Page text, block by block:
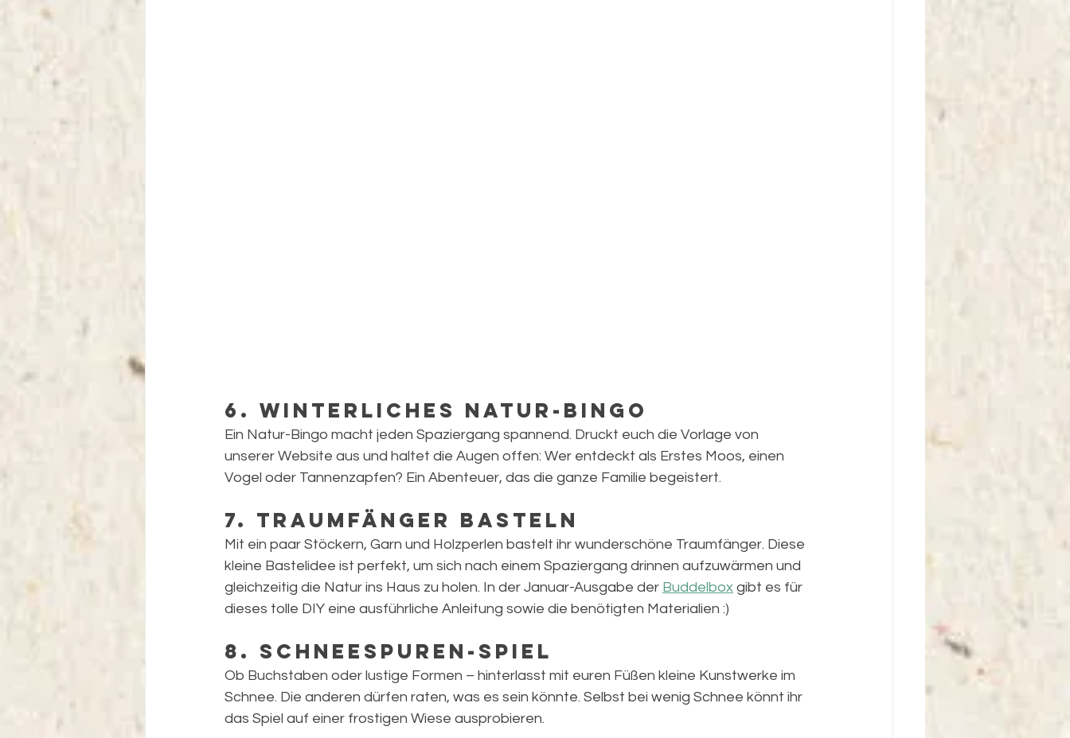
6. Winterliches Natur-Bingo
Ein Natur-Bingo macht jeden Spaziergang spannend. Druckt euch die Vorlage von
unserer Website aus und haltet die Augen offen: Wer entdeckt als Erstes Moos, einen
Vogel oder Tannenzapfen? Ein Abenteuer, das die ganze Familie begeistert.
7. Traumfänger basteln
Mit ein paar Stöckern, Garn und Holzperlen bastelt ihr wunderschöne Traumfänger. Diese
kleine Bastelidee ist perfekt, um sich nach einem Spaziergang drinnen aufzuwärmen und
gleichzeitig die Natur ins Haus zu holen. In der Januar-Ausgabe der Buddelbox gibt es für
dieses tolle DIY eine ausführliche Anleitung sowie die benötigten Materialien :)
8. Schneespuren-Spiel
Ob Buchstaben oder lustige Formen – hinterlasst mit euren Füßen kleine Kunstwerke im
Schnee. Die anderen dürfen raten, was es sein könnte. Selbst bei wenig Schnee könnt ihr
das Spiel auf einer frostigen Wiese ausprobieren.